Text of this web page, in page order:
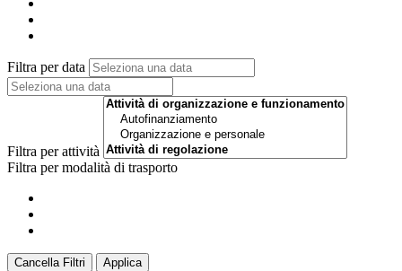
Filtra per data
Filtra per attività
Filtra per modalità di trasporto
Cancella Filtri Applica